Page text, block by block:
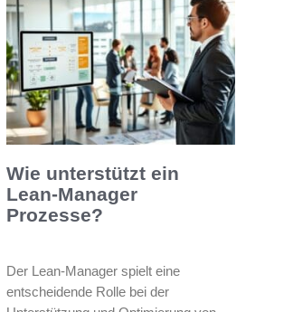
Wie unterstützt ein
Lean-Manager
Prozesse?
Der Lean-Manager spielt eine
entscheidende Rolle bei der